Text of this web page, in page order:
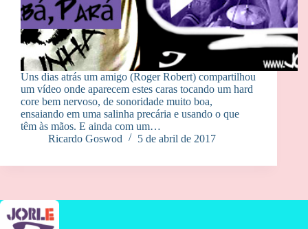
Uns dias atrás um amigo (Roger Robert) compartilhou
um vídeo onde aparecem estes caras tocando um hard
core bem nervoso, de sonoridade muito boa,
ensaiando em uma salinha precária e usando o que
têm às mãos. E ainda com um…
Ricardo Goswod
5 de abril de 2017